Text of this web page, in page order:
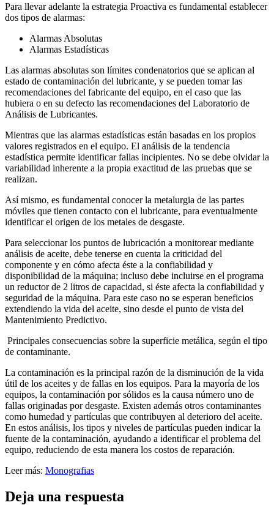
Para llevar adelante la estrategia Proactiva es fundamental establecer
dos tipos de alarmas:
Alarmas Absolutas
Alarmas Estadísticas
Las alarmas absolutas son límites condenatorios que se aplican al
estado de contaminación del lubricante, y se pueden tomar las
recomendaciones del fabricante del equipo, en el caso que las
hubiera o en su defecto las recomendaciones del Laboratorio de
Análisis de Lubricantes.
Mientras que las alarmas estadísticas están basadas en los propios
valores registrados en el equipo. El análisis de la tendencia
estadística permite identificar fallas incipientes. No se debe olvidar la
variabilidad inherente a la propia exactitud de las pruebas que se
realizan.
Así mismo, es fundamental conocer la metalurgia de las partes
móviles que tienen contacto con el lubricante, para eventualmente
identificar el origen de los metales de desgaste.
Para seleccionar los puntos de lubricación a monitorear mediante
análisis de aceite, debe tenerse en cuenta la criticidad del
componente y en cómo afecta éste a la confiabilidad y
disponibilidad de la máquina; incluso debe incluirse en el programa
un reductor de 2 litros de capacidad, si éste afecta la confiabilidad y
seguridad de la máquina. Para este caso no se esperan beneficios
extendiendo la vida del aceite, sino desde el punto de vista del
Mantenimiento Predictivo.
Principales consecuencias sobre la superficie metálica, según el tipo
de contaminante.
La contaminación es la principal razón de la disminución de la vida
útil de los aceites y de fallas en los equipos. Para la mayoría de los
equipos, la contaminación por sólidos es la causa número uno de
fallas originadas por desgaste. Existen además otros contaminantes
como humedad y partículas que contribuyen al deterioro del aceite.
En estos análisis, los tipos y niveles de partículas pueden indicar la
fuente de la contaminación, ayudando a identificar el problema del
equipo, reduciendo de esta manera los costos de reparación.
Leer más: Monografias
Deja una respuesta